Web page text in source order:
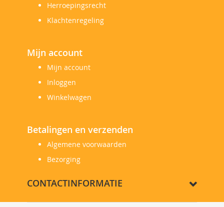
Herroepingsrecht
Klachtenregeling
Mijn account
Mijn account
Inloggen
Winkelwagen
Betalingen en verzenden
Algemene voorwaarden
Bezorging
CONTACTINFORMATIE